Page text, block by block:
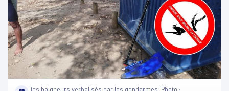
Des baigneurs verbalisés par les gendarmes. Photo :